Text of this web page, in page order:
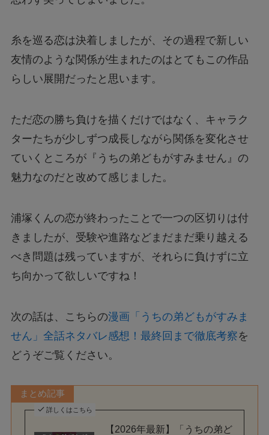
糸を巡る恋は決着しましたが、その過程で新しい
友情のような関係が生まれたのはとてもこの作品
らしい展開だったと思います。
ただ恋の勝ち負けを描くだけではなく、キャラク
ターたちが少しずつ成長しながら関係を変化させ
ていくところが『うちの弟どもがすみません』の
魅力なのだと改めて感じました。
浦塚くんの恋が終わったことで一つの区切りは付
きましたが、受験や進路などまだまだ乗り越える
べき問題は残っていますが、それらに負けずに立
ち向かって欲しいですね！
次の話は、こちらの漫画「うちの弟どもがすみま
せん」全話ネタバレ感想！最終回まで徹底考察を
どうぞご覧ください。
まとめ記事
詳しくはこちら
【2026年最新】「うちの弟ど